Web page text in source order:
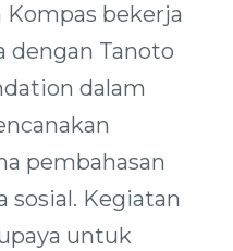
Kompas bekerja
dengan Tanoto
dalam
pembahasan
sosial. Kegiatan
untuk